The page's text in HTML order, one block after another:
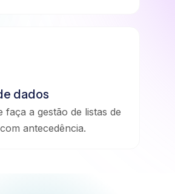
dados
faça a gestão de listas de
antecedência.